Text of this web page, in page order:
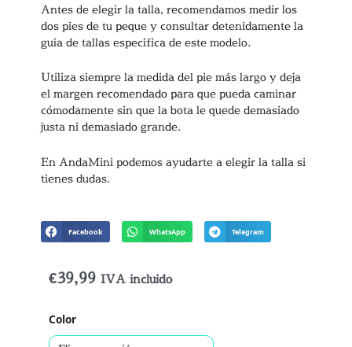
Antes de elegir la talla, recomendamos medir los
dos pies de tu peque y consultar detenidamente la
guía de tallas específica de este modelo.
Utiliza siempre la medida del pie más largo y deja
el margen recomendado para que pueda caminar
cómodamente sin que la bota le quede demasiado
justa ni demasiado grande.
En AndaMini podemos ayudarte a elegir la talla si
tienes dudas.
Facebook WhatsApp Telegram
€39,99 IVA incluido
Color
Botas
Australianas